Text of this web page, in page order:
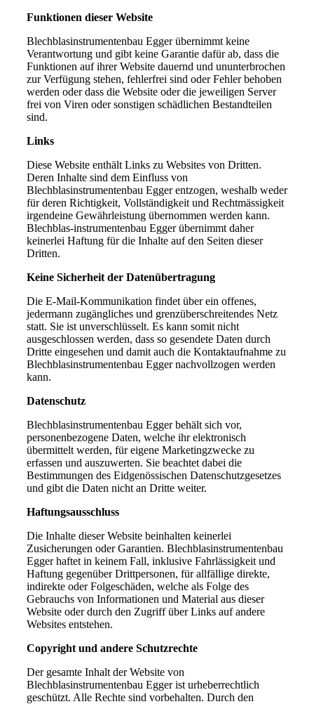
Funktionen dieser Website
Blechblasinstrumentenbau Egger übernimmt keine
Verantwortung und gibt keine Garantie dafür ab, dass die
Funktionen auf ihrer Website dauernd und ununterbrochen
zur Verfügung stehen, fehlerfrei sind oder Fehler behoben
werden oder dass die Website oder die jeweiligen Server
frei von Viren oder sonstigen schädlichen Bestandteilen
sind.
Links
Diese Website enthält Links zu Websites von Dritten.
Deren Inhalte sind dem Einfluss von
Blechblasinstrumentenbau Egger entzogen, weshalb weder
für deren Richtigkeit, Vollständigkeit und Rechtmässigkeit
irgendeine Gewährleistung übernommen werden kann.
Blechblas-instrumentenbau Egger übernimmt daher
keinerlei Haftung für die Inhalte auf den Seiten dieser
Dritten.
Keine Sicherheit der Datenübertragung
Die E-Mail-Kommunikation findet über ein offenes,
jedermann zugängliches und grenzüberschreitendes Netz
statt. Sie ist unverschlüsselt. Es kann somit nicht
ausgeschlossen werden, dass so gesendete Daten durch
Dritte eingesehen und damit auch die Kontaktaufnahme zu
Blechblasinstrumentenbau Egger nachvollzogen werden
kann.
Datenschutz
Blechblasinstrumentenbau Egger behält sich vor,
personenbezogene Daten, welche ihr elektronisch
übermittelt werden, für eigene Marketingzwecke zu
erfassen und auszuwerten. Sie beachtet dabei die
Bestimmungen des Eidgenössischen Datenschutzgesetzes
und gibt die Daten nicht an Dritte weiter.
Haftungsausschluss
Die Inhalte dieser Website beinhalten keinerlei
Zusicherungen oder Garantien. Blechblasinstrumentenbau
Egger haftet in keinem Fall, inklusive Fahrlässigkeit und
Haftung gegenüber Drittpersonen, für allfällige direkte,
indirekte oder Folgeschäden, welche als Folge des
Gebrauchs von Informationen und Material aus dieser
Website oder durch den Zugriff über Links auf andere
Websites entstehen.
Copyright und andere Schutzrechte
Der gesamte Inhalt der Website von
Blechblasinstrumentenbau Egger ist urheberrechtlich
geschützt. Alle Rechte sind vorbehalten. Durch den